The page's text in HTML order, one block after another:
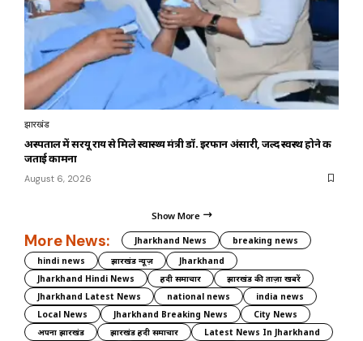
झारखंड
अस्पताल में सरयू राय से मिले स्वास्थ्य मंत्री डॉ. इरफान अंसारी, जल्द स्वस्थ होने की
जताई कामना
August 6, 2026
Show More
More News: Jharkhand News
breaking news
hindi news
झारखंड न्यूज़
Jharkhand
Jharkhand Hindi News
हिंदी समाचार
झारखंड की ताज़ा खबरें
Jharkhand Latest News
national news
india news
Local News
Jharkhand Breaking News
City News
अपना झारखंड
झारखंड हिंदी समाचार
Latest News In Jharkhand